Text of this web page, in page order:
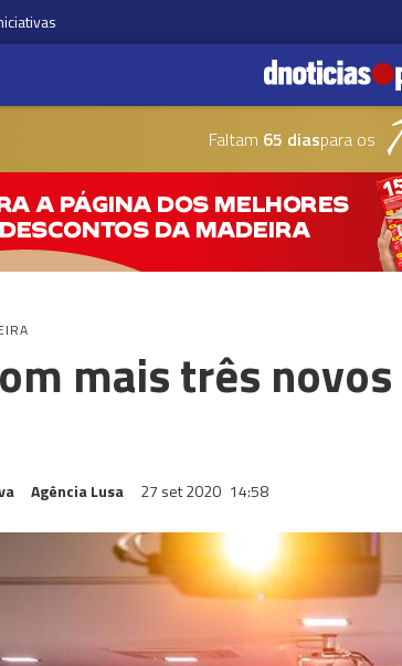
Faltam 65 diaspara os
mais três
Agência Lusa 27 set 2020 14:58